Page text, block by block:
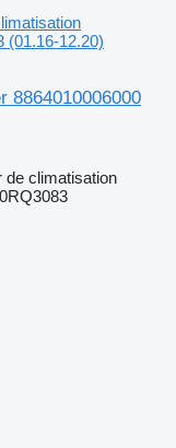
(01.16-12.20)
8864010006000
de climatisation